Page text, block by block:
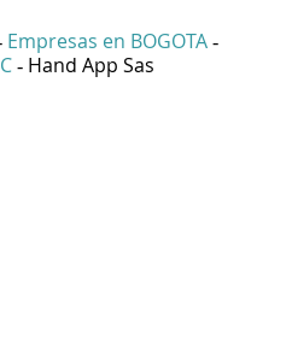
Empresas en BOGOTA -
- Hand App Sas